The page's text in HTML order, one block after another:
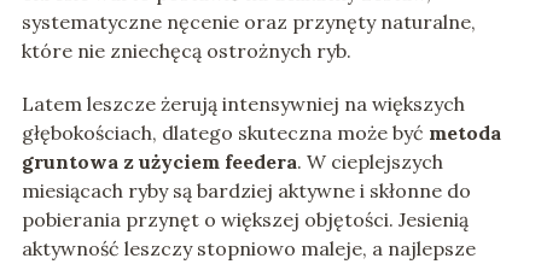
systematyczne nęcenie oraz przynęty naturalne,
które nie zniechęcą ostrożnych ryb.
Latem leszcze żerują intensywniej na większych
głębokościach, dlatego skuteczna może być metoda
gruntowa z użyciem feedera. W cieplejszych
miesiącach ryby są bardziej aktywne i skłonne do
pobierania przynęt o większej objętości. Jesienią
aktywność leszczy stopniowo maleje, a najlepsze